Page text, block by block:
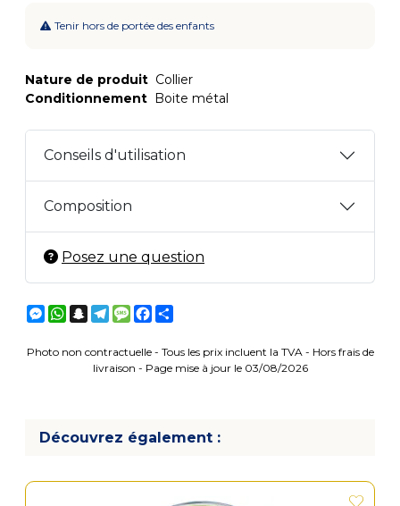
Tenir hors de portée des enfants
Nature de produit Collier
Conditionnement Boite métal
Conseils d'utilisation
Composition
Posez une question
Messenger
WhatsApp
Snapchat
Telegram
MessageFacebook
Photo non contractuelle - Tous les prix incluent la TVA - Hors frais de
livraison - Page mise à jour le 03/08/2026
Découvrez également :